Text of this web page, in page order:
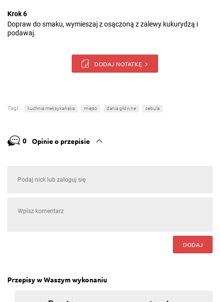
Krok 6
Dopraw do smaku, wymieszaj z osączoną z zalewy kukurydzą i
podawaj.
DODAJ NOTATKĘ
Tagi: kuchnia meksykańska mięso dania główne cebula
0 Opinie o przepisie
DODAJ
Przepisy w Waszym wykonaniu